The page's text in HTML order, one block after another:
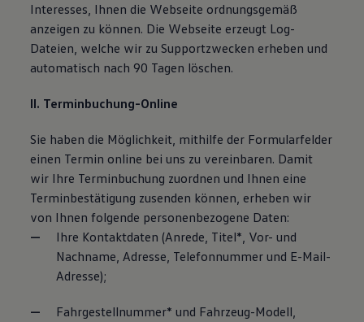
Interesses, Ihnen die Webseite ordnungsgemäß
anzeigen zu können. Die Webseite erzeugt Log-
Dateien, welche wir zu Supportzwecken erheben und
automatisch nach 90 Tagen löschen.
II. Terminbuchung-Online
Sie haben die Möglichkeit, mithilfe der Formularfelder
einen Termin online bei uns zu vereinbaren. Damit
wir Ihre Terminbuchung zuordnen und Ihnen eine
Terminbestätigung zusenden können, erheben wir
von Ihnen folgende personenbezogene Daten:
Ihre Kontaktdaten (Anrede, Titel*, Vor- und
Nachname, Adresse, Telefonnummer und E-Mail-
Adresse);
Fahrgestellnummer* und Fahrzeug-Modell,